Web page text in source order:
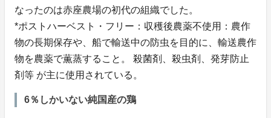
なったのは赤座農場の初代の組織でした。
*ポストハーベスト・フリー：収穫後農薬不使用：農作
物の長期保存や、船で輸送中の防虫を目的に、輸送農作
物を農薬で薫蒸すること。 殺菌剤、殺虫剤、発芽防止
剤等 が主に使用されている。
6％しかいない純国産の鶏